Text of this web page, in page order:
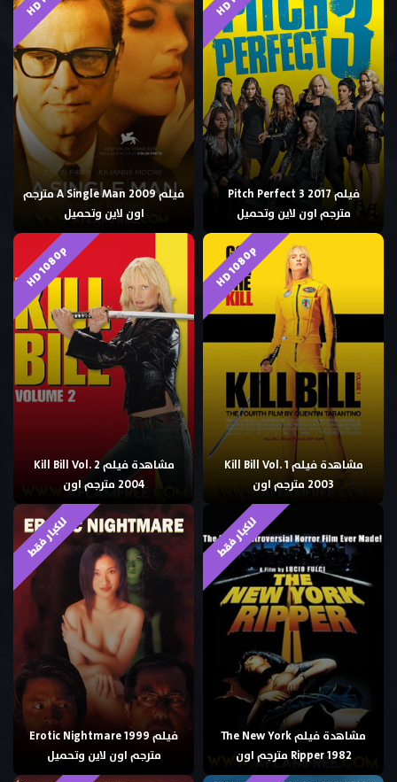
فيلم Pitch Perfect 3 2017
مترجم اون لاين وتحميل
فيلم A Single Man 2009 مترجم
اون لاين وتحميل
HD 1080p
مشاهدة فيلم Kill Bill Vol. 1
2003 مترجم اون
HD 1080p
مشاهدة فيلم Kill Bill Vol. 2
2004 مترجم اون
للكبار فقط
مشاهدة فيلم The New York
Ripper 1982 مترجم اون
للكبار فقط
فيلم Erotic Nightmare 1999
مترجم اون لاين وتحميل